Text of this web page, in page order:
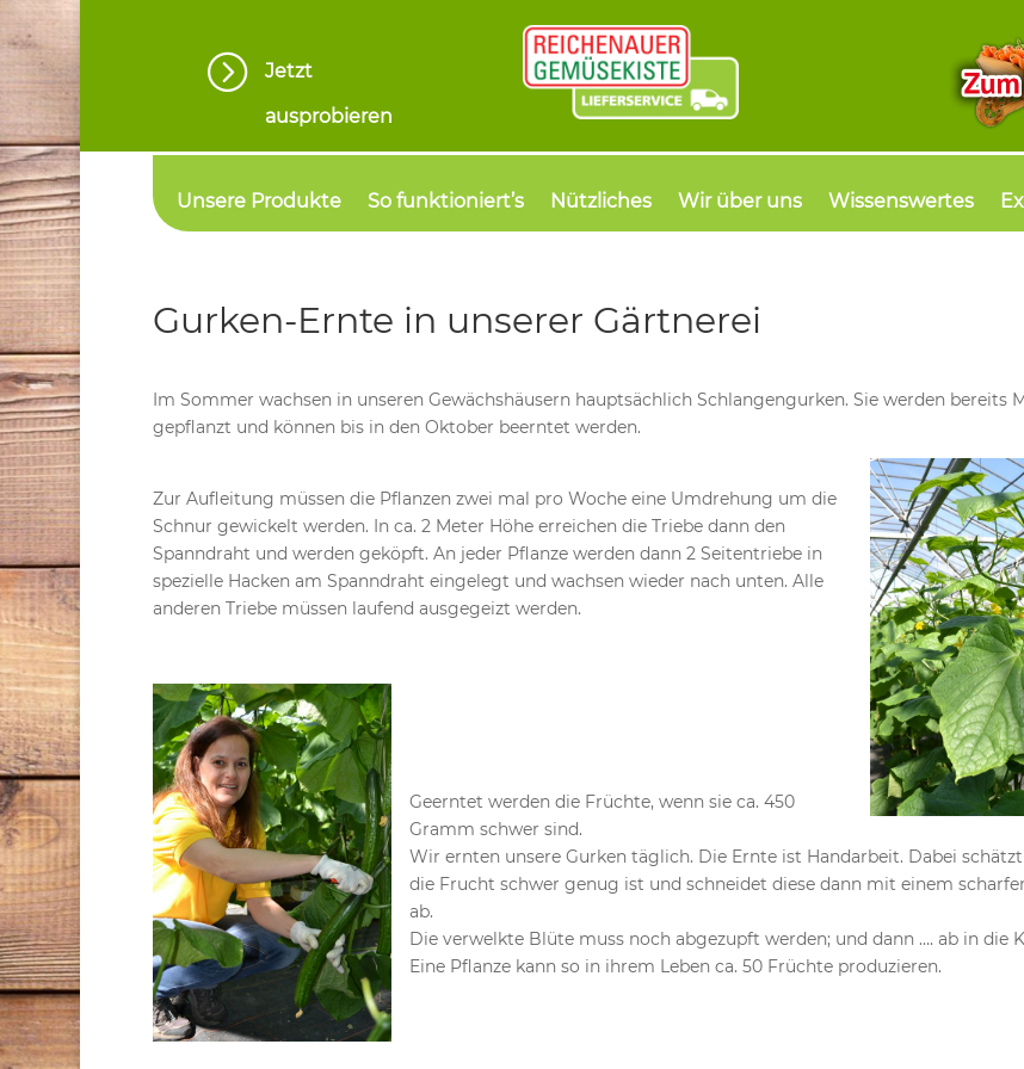
=
Jetzt
ausprobieren
Unsere Produkte So funktioniert’s Nützliches Wir über uns Wissenswertes
Gurken-Ernte in unserer Gärtnerei
Im Sommer wachsen in unseren Gewächshäusern hauptsächlich Schlangengurken. Sie werden bereits
gepflanzt und können bis in den Oktober beerntet werden.
Zur Aufleitung müssen die Pflanzen zwei mal pro Woche eine Umdrehung um die
Schnur gewickelt werden. In ca. 2 Meter Höhe erreichen die Triebe dann den
Spanndraht und werden geköpft. An jeder Pflanze werden dann 2 Seitentriebe in
spezielle Hacken am Spanndraht eingelegt und wachsen wieder nach unten. Alle
anderen Triebe müssen laufend ausgegeizt werden.
Geerntet werden die Früchte, wenn sie ca. 450
Gramm schwer sind.
Wir ernten unsere Gurken täglich. Die Ernte ist Handarbeit. Dabei
die Frucht schwer genug ist und schneidet diese dann mit einem
ab.
Die verwelkte Blüte muss noch abgezupft werden; und dann …. ab in die
Eine Pflanze kann so in ihrem Leben ca. 50 Früchte produzieren.